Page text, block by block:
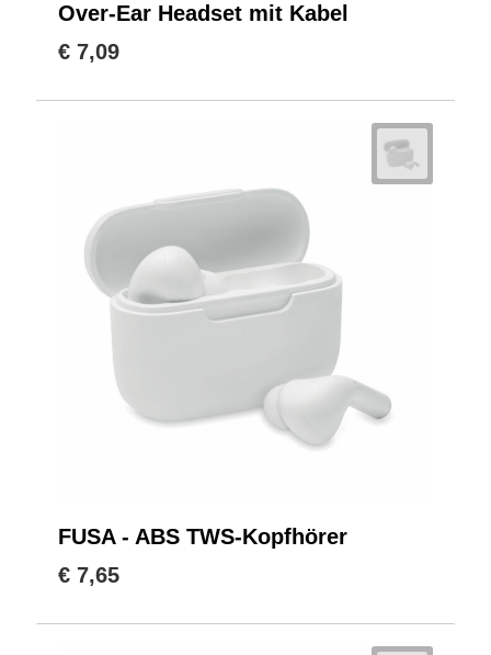
Over-Ear Headset mit Kabel
€ 7,09
FUSA - ABS TWS-Kopfhörer
€ 7,65